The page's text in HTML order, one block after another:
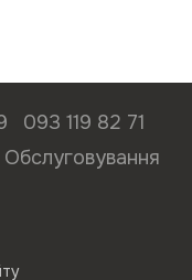
093 119 82 71